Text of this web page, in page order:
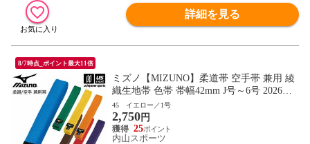
詳細を見る
8/7時点_ポイント最大11倍
ミズノ【MIZUNO】柔道帯 空手帯 兼用 綾
織生地帯 色帯 帯幅42mm J号～6号 2026年
継続モデル【22JV9A18 帯 柔道 空手 空手
道 刺繍加工不可】【翌日配達対象】[自社]
45 イエロー／1号
2,750円
25
内山スポーツ